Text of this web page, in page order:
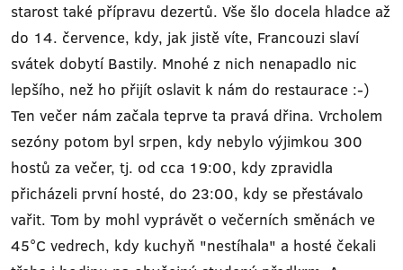
starost také přípravu dezertů. Vše šlo docela hladce až
do 14. července, kdy, jak jistě víte, Francouzi slaví
svátek dobytí Bastily. Mnohé z nich nenapadlo nic
lepšího, než ho přijít oslavit k nám do restaurace :-)
Ten večer nám začala teprve ta pravá dřina. Vrcholem
sezóny potom byl srpen, kdy nebylo výjimkou 300
hostů za večer, tj. od cca 19:00, kdy zpravidla
přicházeli první hosté, do 23:00, kdy se přestávalo
vařit. Tom by mohl vyprávět o večerních směnách ve
45°C vedrech, kdy kuchyň "nestíhala" a hosté čekali